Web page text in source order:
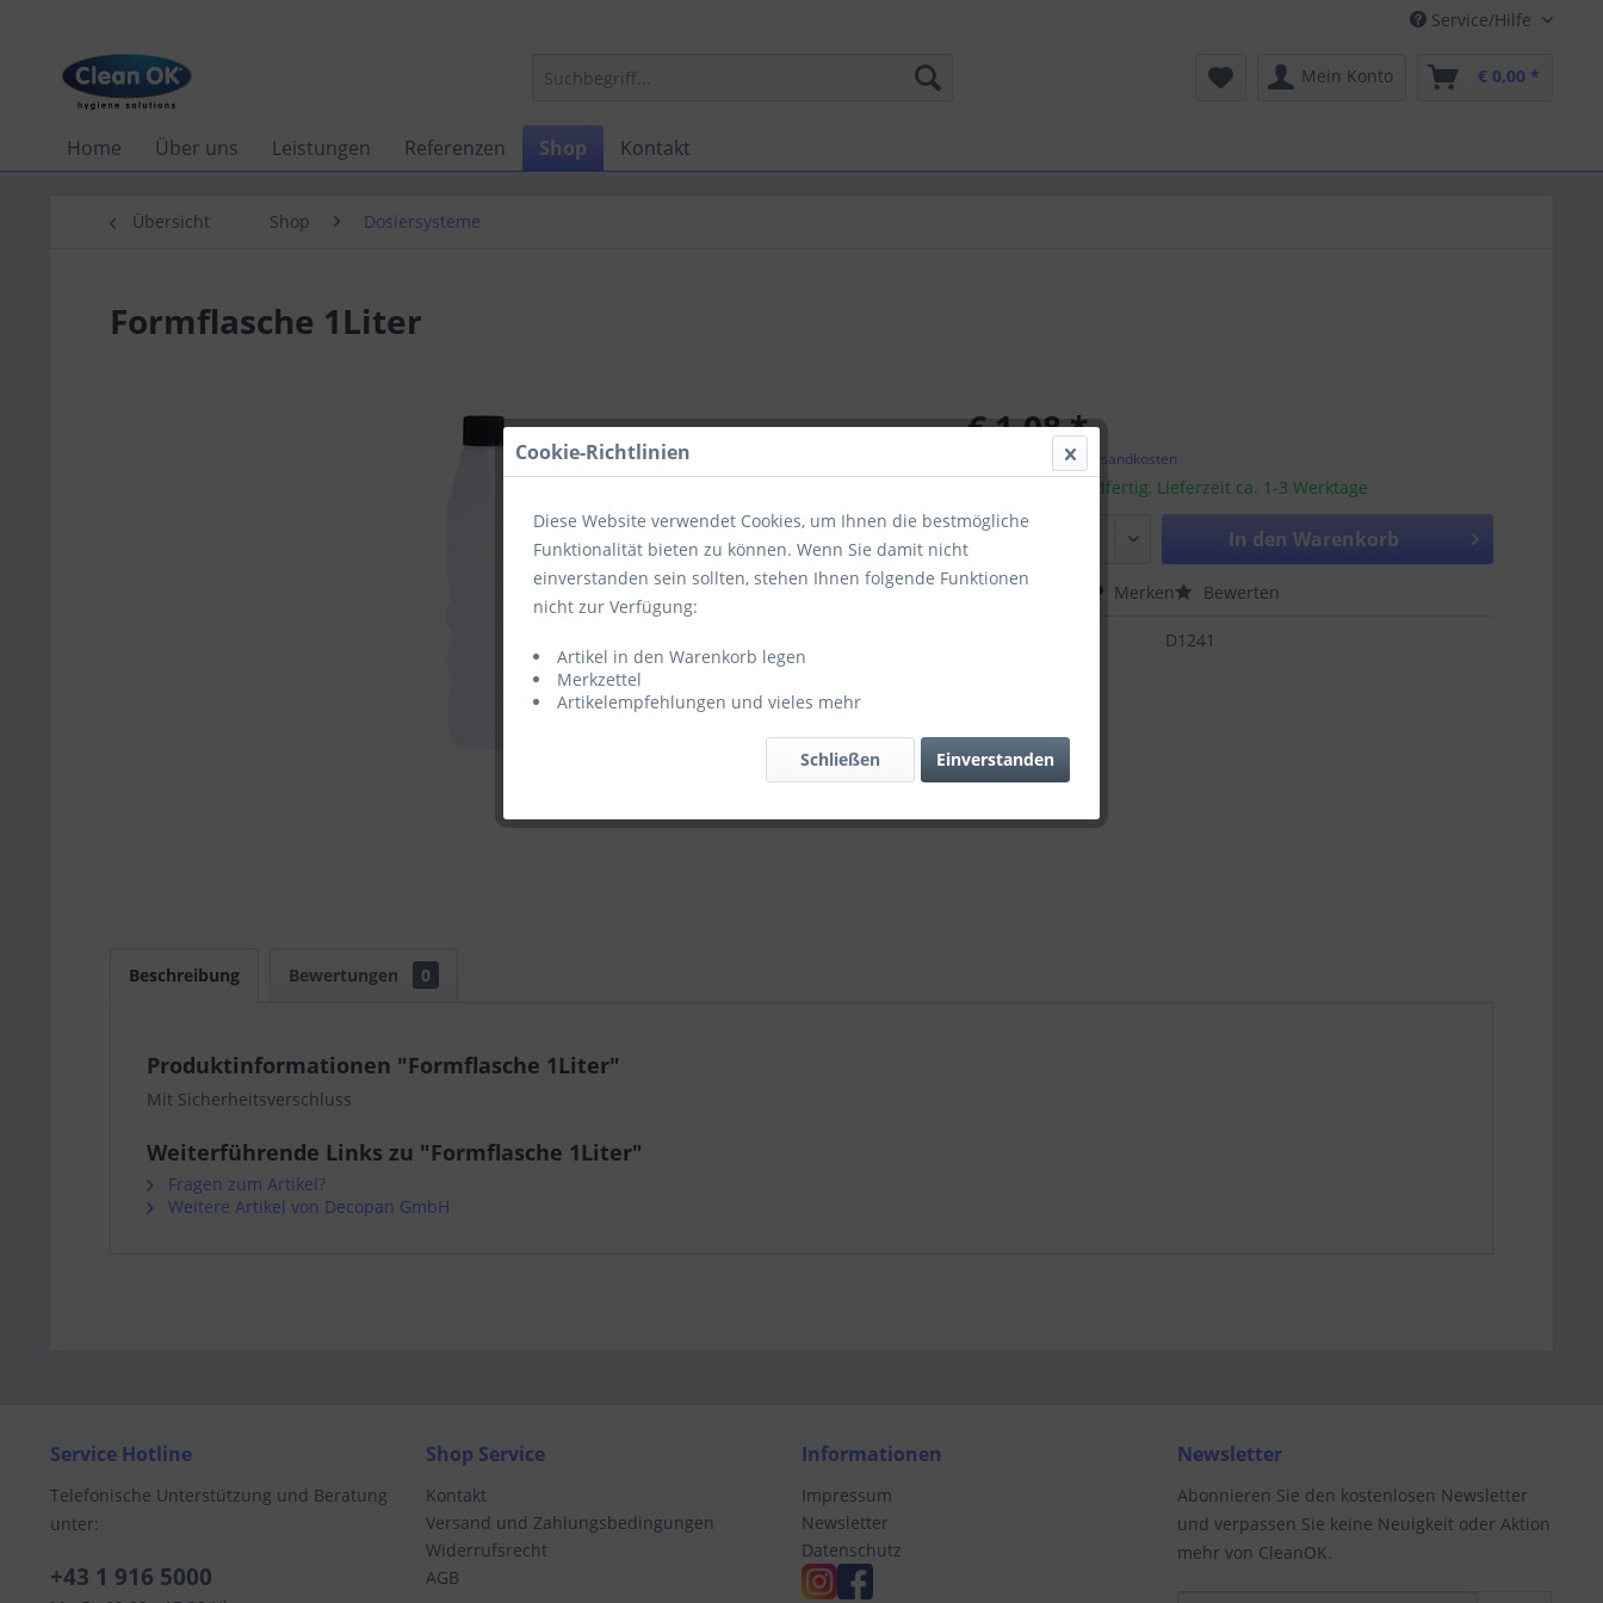
Service/Hilfe
Mein Konto € 0,00 *
Home Über uns Leistungen Referenzen Shop Kontakt
Übersicht Shop Dosiersysteme
Formflasche 1Liter
€ 1,08 *
zzgl. Versandkosten
Sofort versandfertig, Lieferzeit ca. 1-3 Werktage
In den Warenkorb
Vergleichen Merken Bewerten
D1241
Beschreibung Bewertungen 0
Produktinformationen "Formflasche 1Liter"
Mit Sicherheitsverschluss
Weiterführende Links zu "Formflasche 1Liter"
Fragen zum Artikel?
Weitere Artikel von Decopan GmbH
Service Hotline
Telefonische Unterstützung und Beratung
unter:
+43 1 916 5000
Shop Service
Kontakt
Versand und Zahlungsbedingungen
Widerrufsrecht
AGB
Informationen
Impressum
Newsletter
Datenschutz
Newsletter
Abonnieren Sie den kostenlosen Newsletter
und verpassen Sie keine Neuigkeit oder Aktion
mehr von CleanOK.
Cookie-Richtlinien
Diese Website verwendet Cookies, um Ihnen die bestmögliche
Funktionalität bieten zu können. Wenn Sie damit nicht
einverstanden sein sollten, stehen Ihnen folgende Funktionen
nicht zur Verfügung:
Artikel in den Warenkorb legen
Merkzettel
Artikelempfehlungen und vieles mehr
Einverstanden
Schließen